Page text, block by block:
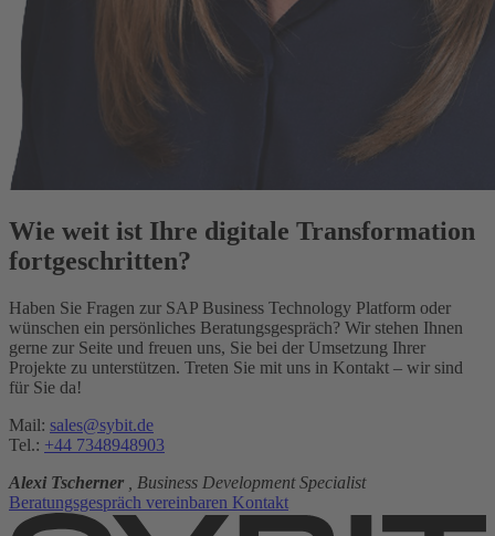
Wie weit ist Ihre digitale Transformation
fortgeschritten?
Haben Sie Fragen zur SAP Business Technology Platform oder
wünschen ein persönliches Beratungsgespräch? Wir stehen Ihnen
gerne zur Seite und freuen uns, Sie bei der Umsetzung Ihrer
Projekte zu unterstützen. Treten Sie mit uns in Kontakt – wir sind
für Sie da!
Mail: sales@sybit.de
Tel.: +44 7348948903
Alexi Tscherner
, Business Development Specialist
Beratungsgespräch vereinbaren Kontakt